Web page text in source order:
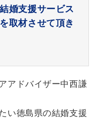
婚支援サービス
取材させて頂き
アドバイザー中西謙
い徳島県の結婚支援